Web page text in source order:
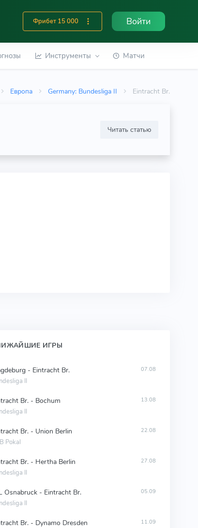
Фрибет 15 000 Войти
Инструменты Матчи
Европа Germany: Bundesliga II Eintracht Br.
Читать статью
ИГРЫ
- Eintracht Br.
II
07.08
Br. - Bochum
II
13.08
Br. - Union Berlin
Pokal
22.08
Br. - Hertha Berlin
II
27.08
Osnabruck - Eintracht Br.
II
05.09
Br. - Dynamo Dresden 11.09